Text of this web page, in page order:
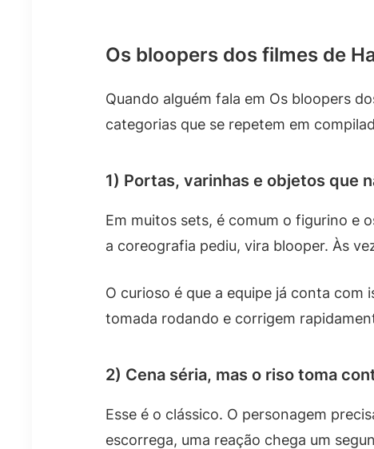
Os bloopers dos filmes de
Quando alguém fala em Os bloopers
categorias que se repetem em
1) Portas, varinhas e objetos que
Em muitos sets, é comum o figurino e
a coreografia pediu, vira blooper. Às
O curioso é que a equipe já conta
tomada rodando e corrigem
2) Cena séria, mas o riso toma
Esse é o clássico. O personagem
escorrega, uma reação chega um